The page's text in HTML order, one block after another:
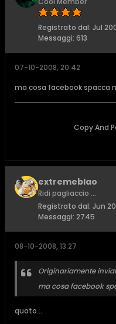
Registrato dal: Jul
Messaggi: 613
07-10-2008, 20:42
ma cosa facebook spacca
Copy And
extremeblao
Ridi pagliaccio ...
Registrato dal: Jun
Messaggi: 2745
08-10-2008, 13:27
Originariamente
ma cosa facebook
quoto...